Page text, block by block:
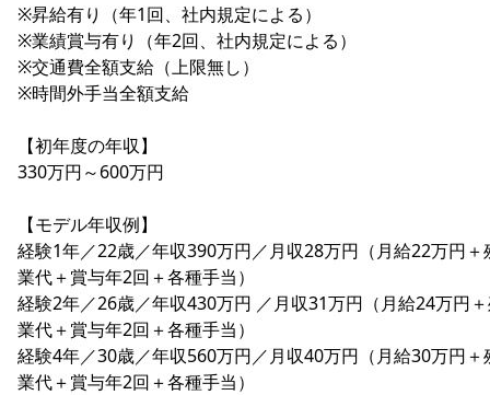
※昇給有り（年1回、社内規定による）
※業績賞与有り（年2回、社内規定による）
※交通費全額支給（上限無し）
※時間外手当全額支給
【初年度の年収】
330万円～600万円
【モデル年収例】
経験1年／22歳／年収390万円／月収28万円（月給22万円＋
業代＋賞与年2回＋各種手当）
経験2年／26歳／年収430万円 ／月収31万円（月給24万円
業代＋賞与年2回＋各種手当）
経験4年／30歳／年収560万円／月収40万円（月給30万円＋
業代＋賞与年2回＋各種手当）